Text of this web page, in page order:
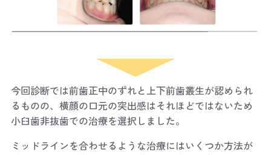
今回診断では前歯正中のずれと上下前歯叢生が認められ
るものの、横顔の口元の突出感はそれほどではないため
小臼歯非抜歯での治療を選択しました。
ミッドラインを合わせるような治療にはいくつか方法が